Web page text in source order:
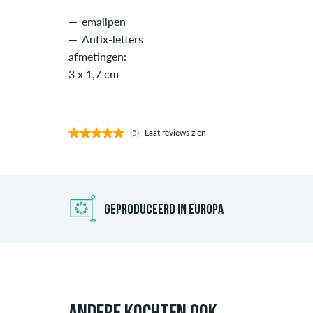
emailpen
Antix-letters
afmetingen:
3 x 1,7 cm
(5) Laat reviews zien
GEPRODUCEERD IN EUROPA